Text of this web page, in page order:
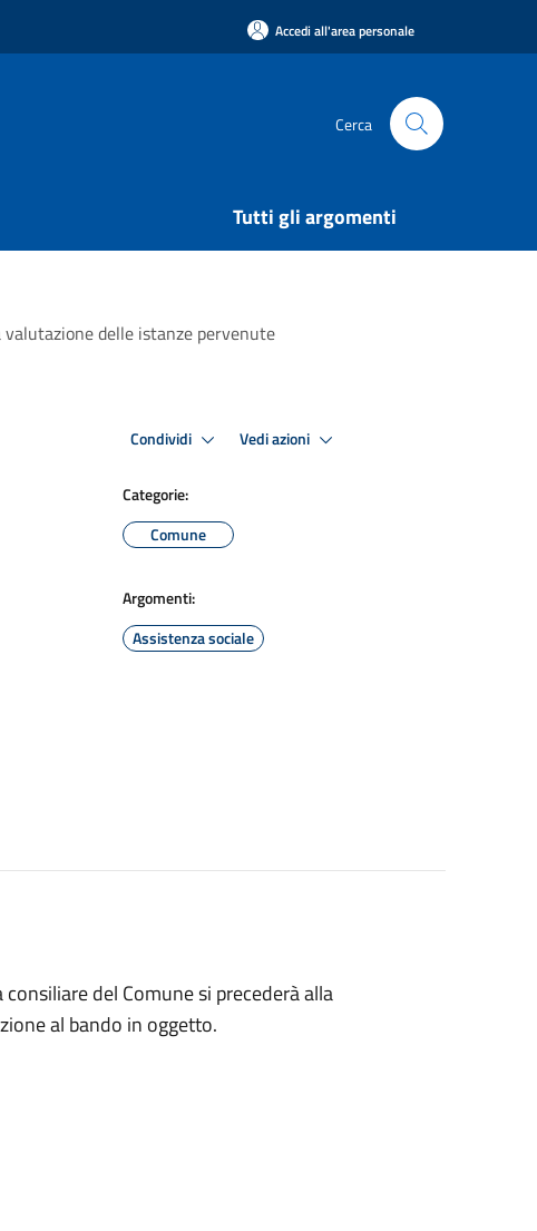
Accedi all'area personale
Cerca
Tutti gli argomenti
delle istanze pervenute
Condividi Vedi azioni
Categorie:
Comune
Argomenti:
Assistenza sociale
del Comune si precederà alla
al bando in oggetto.